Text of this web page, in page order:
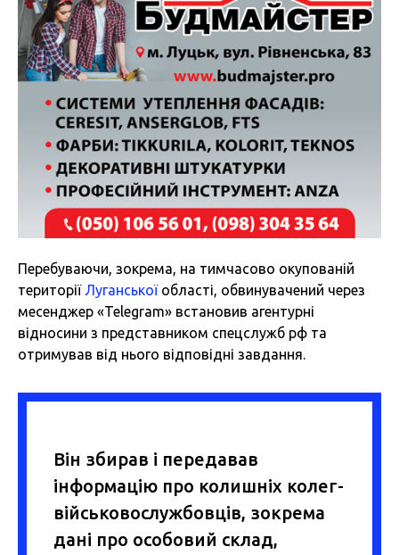
Перебуваючи, зокрема, на тимчасово окупованій
територіїЛуганськоїобласті, обвинувачений через
месенджер «Telegram» встановив агентурні
відносини з представником спецслужб рф та
отримував від нього відповідні завдання.
Він збирав і передавав
інформацію про колишніх колег-
військовослужбовців, зокрема
дані про особовий склад,